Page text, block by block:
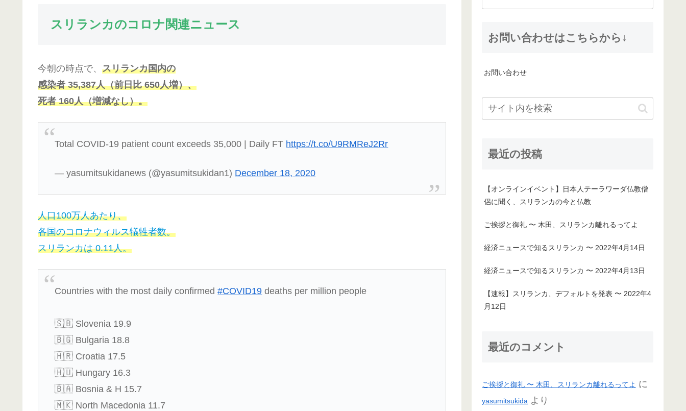
スリランカのコロナ関連ニュース
今朝の時点で、 スリランカ国内の
感染者35,387人（前日比 650人増）、
死者 160人（増減なし）。
Total COVID-19 patient count exceeds 35,000 | Daily FT https://t.co/U9RMReJ2Rr
— yasumitsukidanews (@yasumitsukidan1) December 18, 2020
人口100万人あたり、
各国のコロナウィルス犠牲者数。
スリランカは 0.11人。
Countries with the most daily confirmed#COVID19 deaths per million people
🇸🇧 Slovenia 19.9
🇧🇬 Bulgaria 18.8
🇭🇷 Croatia 17.5
🇭🇺 Hungary 16.3
🇧🇦 Bosnia & H 15.7
🇲🇰 North Macedonia 11.7
お問い合わせはこちらから↓
お問い合わせ
最近の投稿
【オンラインイベント】日本人テーラワーダ仏教僧
侶に聞く、スリランカの今と仏教
ご挨拶と御礼 〜 木田、スリランカ離れるってよ
経済ニュースで知るスリランカ 〜 2022年4月14日
経済ニュースで知るスリランカ 〜 2022年4月13日
【速報】スリランカ、デフォルトを発表 〜 2022年4
月12日
最近のコメント
ご挨拶と御礼 〜 木田、スリランカ離れるってよ に
yasumitsukida より